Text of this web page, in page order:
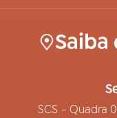
Saiba
SCS – Quadra